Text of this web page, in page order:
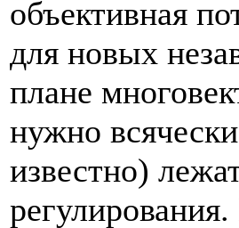
объективная
для новых
плане
нужно
известно)